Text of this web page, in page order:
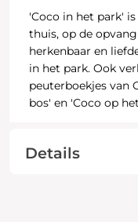
'Coco in het park'
thuis, op de
herkenbaar en
in het park. Ook
peuterboekjes van
bos' en 'Coco op
Details